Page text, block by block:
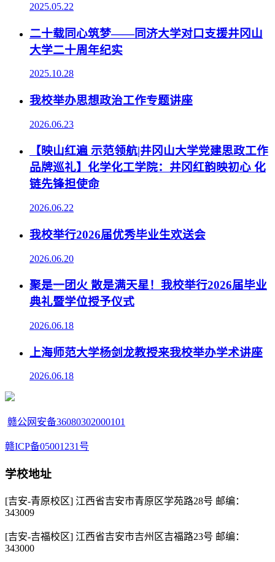
2025.05.22
二十载同心筑梦——同济大学对口支援井冈山
大学二十周年纪实
2025.10.28
我校举办思想政治工作专题讲座
2026.06.23
【映山红遍 示范领航|井冈山大学党建思政工作
品牌巡礼】化学化工学院：井冈红韵映初心 化
链先锋担使命
2026.06.22
我校举行2026届优秀毕业生欢送会
2026.06.20
聚是一团火 散是满天星！我校举行2026届毕业
典礼暨学位授予仪式
2026.06.18
上海师范大学杨剑龙教授来我校举办学术讲座
2026.06.18
赣公网安备36080302000101
赣ICP备05001231号
学校地址
[吉安-青原校区] 江西省吉安市青原区学苑路28号 邮编：
343009
[吉安-吉福校区] 江西省吉安市吉州区吉福路23号 邮编：
343000